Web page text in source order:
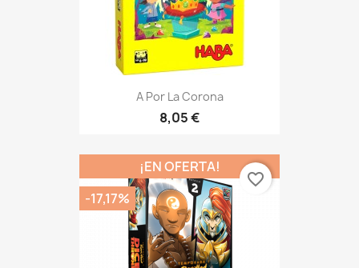
A Por La Corona
8,05 €
¡EN OFERTA!
-17,17%
favorite_border